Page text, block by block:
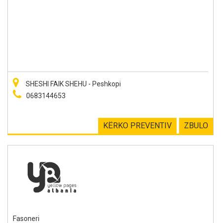
SHESHI FAIK SHEHU - Peshkopi
0683144653
ZBULO
KËRKO PREVENTIV
Fasoneri